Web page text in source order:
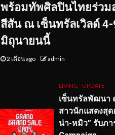
พร้อมทัพศิลปินไทยร่วม
สีสัน ณ เซ็นทรัลเวิลด์ 4-
มิถุนายนนี้
2 เดือน ago admin
LIVING UPDATE
เซ็นทรัลพัฒนา
สาวนักแสดงสุด
น่า-หมิว” รับภา